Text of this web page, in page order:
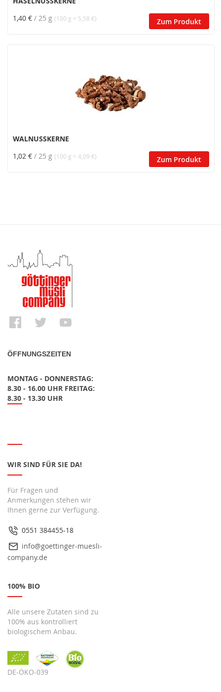
1,40 € / 25 g (100 g = 5,58 €) Zum Produkt
WALNUSSKERNE
1,02 € / 25 g (100 g = 4,09 €) Zum Produkt
ÖFFNUNGSZEITEN
MONTAG - DONNERSTAG:
8.30 - 16.00 UHR FREITAG:
8.30 - 13.30 UHR
WIR SIND FÜR SIE DA!
Für Fragen und
Anmerkungen stehen wir
Ihnen gerne zur Verfügung.
0551 384455-18
info@goettinger-muesli-
company.de
100% BIO
Alle unsere Zutaten sind zu
100% aus kontrolliert
biologischem Anbau.
DE-ÖKO-039